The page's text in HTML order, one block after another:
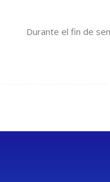
Durante el fin de